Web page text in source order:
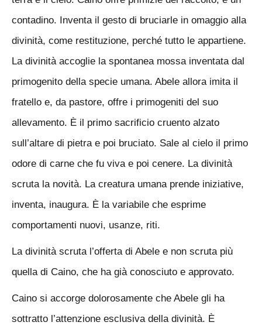
contadino. Inventa il gesto di bruciarle in omaggio alla
divinità, come restituzione, perché tutto le appartiene.
La divinità accoglie la spontanea mossa inventata dal
primogenito della specie umana. Abele allora imita il
fratello e, da pastore, offre i primogeniti del suo
allevamento. È il primo sacrificio cruento alzato
sull’altare di pietra e poi bruciato. Sale al cielo il primo
odore di carne che fu viva e poi cenere. La divinità
scruta la novità. La creatura umana prende iniziative,
inventa, inaugura. È la variabile che esprime
comportamenti nuovi, usanze, riti.
La divinità scruta l’offerta di Abele e non scruta più
quella di Caino, che ha già conosciuto e approvato.
Caino si accorge dolorosamente che Abele gli ha
sottratto l’attenzione esclusiva della divinità. È